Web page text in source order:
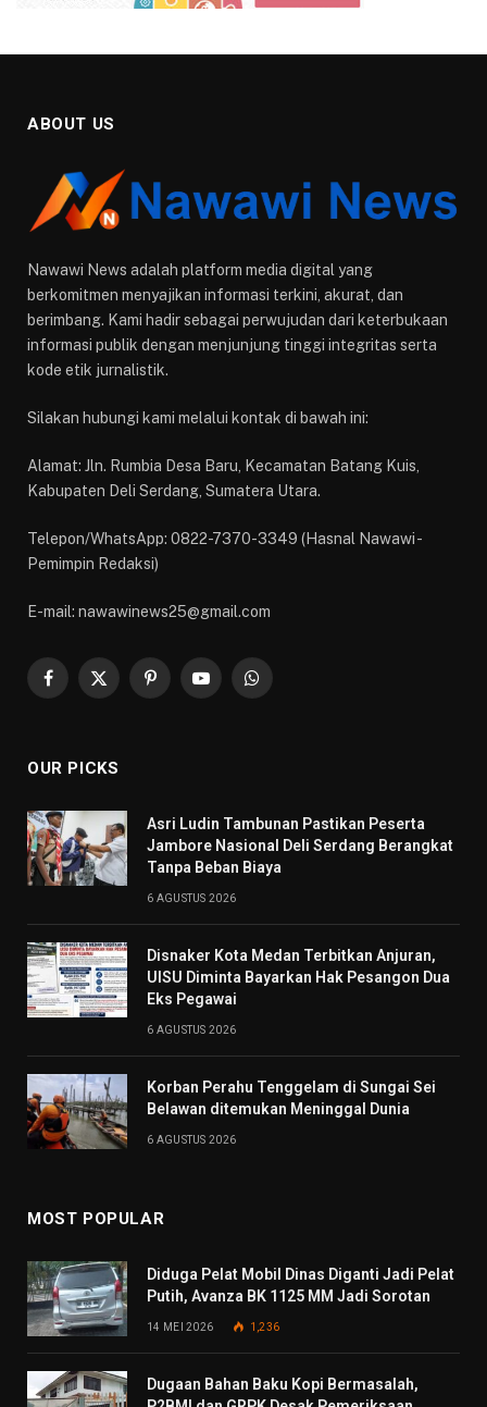
ABOUT US
Nawawi News adalah platform media digital yang
berkomitmen menyajikan informasi terkini, akurat, dan
berimbang. Kami hadir sebagai perwujudan dari keterbukaan
informasi publik dengan menjunjung tinggi integritas serta
kode etik jurnalistik.
Silakan hubungi kami melalui kontak di bawah ini:
Alamat: Jln. Rumbia Desa Baru, Kecamatan Batang Kuis,
Kabupaten Deli Serdang, Sumatera Utara.
Telepon/WhatsApp: 0822-7370-3349 (Hasnal Nawawi -
Pemimpin Redaksi)
E-mail: nawawinews25@gmail.com
Facebook
X
PinterestYouTubeWhatsApp
OUR PICKS
Asri Ludin Tambunan Pastikan Peserta
Jambore Nasional Deli Serdang Berangkat
Tanpa Beban Biaya
6 AGUSTUS 2026
Disnaker Kota Medan Terbitkan Anjuran,
UISU Diminta Bayarkan Hak Pesangon Dua
Eks Pegawai
6 AGUSTUS 2026
Korban Perahu Tenggelam di Sungai Sei
Belawan ditemukan Meninggal Dunia
6 AGUSTUS 2026
MOST POPULAR
Diduga Pelat Mobil Dinas Diganti Jadi Pelat
Putih, Avanza BK 1125 MM Jadi Sorotan
14 MEI 2026 1,236
Dugaan Bahan Baku Kopi Bermasalah,